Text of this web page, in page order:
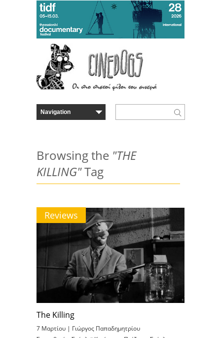
Browsing the "THE
KILLING"Tag
Reviews
The Killing
7 Μαρτίου | Γιώργος Παπαδημητρίου